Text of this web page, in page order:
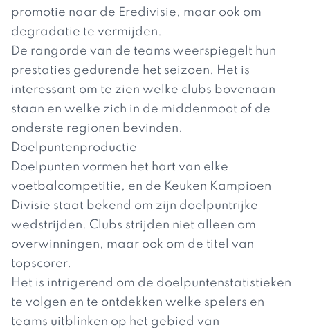
promotie naar de Eredivisie, maar ook om
degradatie te vermijden.
De rangorde van de teams weerspiegelt hun
prestaties gedurende het seizoen. Het is
interessant om te zien welke clubs bovenaan
staan en welke zich in de middenmoot of de
onderste regionen bevinden.
Doelpuntenproductie
Doelpunten vormen het hart van elke
voetbalcompetitie, en de Keuken Kampioen
Divisie staat bekend om zijn doelpuntrijke
wedstrijden. Clubs strijden niet alleen om
overwinningen, maar ook om de titel van
topscorer.
Het is intrigerend om de doelpuntenstatistieken
te volgen en te ontdekken welke spelers en
teams uitblinken op het gebied van